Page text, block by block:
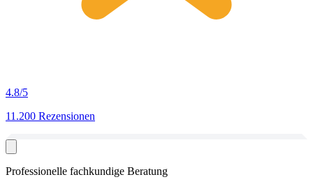
4.8/5
11.200 Rezensionen
Professionelle fachkundige Beratung